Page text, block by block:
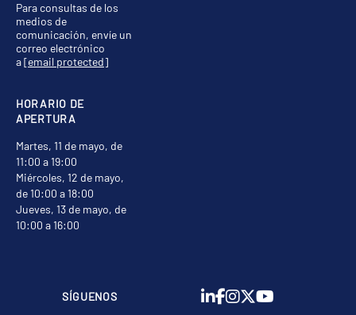
HORARIO DE
APERTURA
Martes, 11 de mayo, de
11:00 a 19:00
Miércoles, 12 de mayo,
de 10:00 a 18:00
Jueves, 13 de mayo, de
10:00 a 16:00
Para consultas de los
medios de
comunicación, envíe un
correo electrónico
a[email protected]
SÍGUENOS